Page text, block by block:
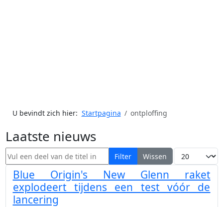
U bevindt zich hier: Startpagina ontploffing
Laatste nieuws
Vul een deel van de titel in Filter Wissen Toon #
Blue Origin's New Glenn raket
explodeert tijdens een test vóór de
lancering